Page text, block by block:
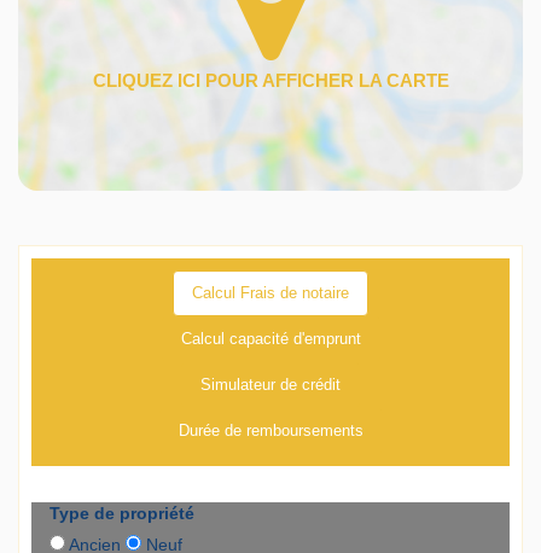
Calcul Frais de notaire
Calcul capacité d'emprunt
Simulateur de crédit
Durée de remboursements